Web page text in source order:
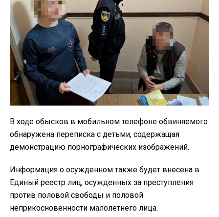
В ходе обысков в мобильном телефоне обвиняемого
обнаружена переписка с детьми, содержащая
демонстрацию порнографических изображений.
Информация о осужденном также будет внесена в
Единый реестр лиц, осужденных за преступления
против половой свободы и половой
неприкосновенности малолетнего лица.